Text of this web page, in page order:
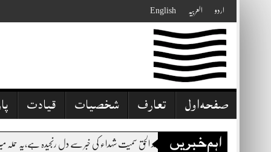
to
content
اردو العربیہ English
صفحہ اول تعارف شخصیات قیادت
اہم خبریں
برادرم مولانا حامد الحق سمیت شہداء کی خبر سے دل رنجیدہ ہے،یہ حملہ میرے گھر اور مدرسہ